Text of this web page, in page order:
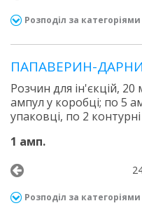
Розподіл за категоріями
ПАПАВЕРИН-
Розчин для ін'єкцій,
ампул у коробці; по 5
упаковці, по 2
1 амп.
Розподіл за категоріями